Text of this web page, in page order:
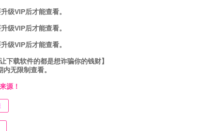
级VIP后才能查看。
级VIP后才能查看。
级VIP后才能查看。
下载软件的都是想诈骗你的钱财】
无限制查看。
源！